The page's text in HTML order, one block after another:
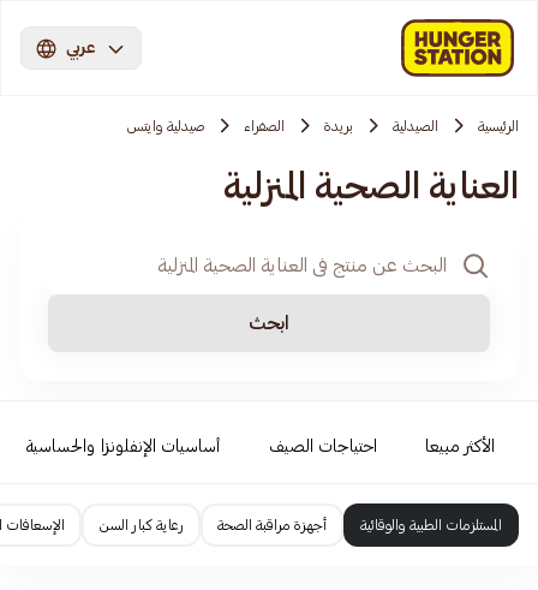
عربي
الرئيسية الصيدلية بريدة الصفراء صيدلية وايتس
العناية الصحية المنزلية
ابحث
الأكثر مبيعا احتياجات الصيف أساسيات الإنفلونزا والحساسية
المستلزمات الطبية والوقائية أجهزة مراقبة الصحة رعاية كبار السن الإسعافات